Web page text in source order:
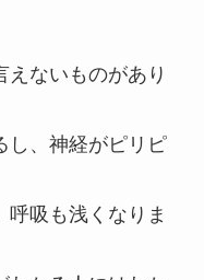
えないものがあり
し、神経がピリピ
吸も浅くなりま